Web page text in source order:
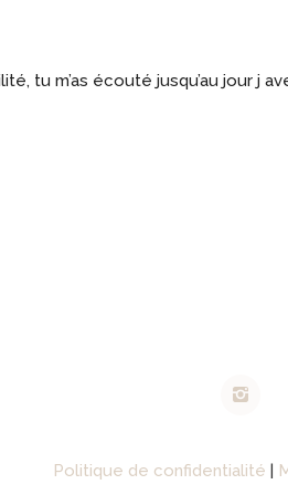
tu m’as écouté jusqu’au jour j
Politique de confidentialité |